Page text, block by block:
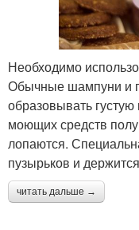
Необходимо
Обычные шампуни и
образовывать
моющих средств
лопаются.
пузырьков и
читать дальше →